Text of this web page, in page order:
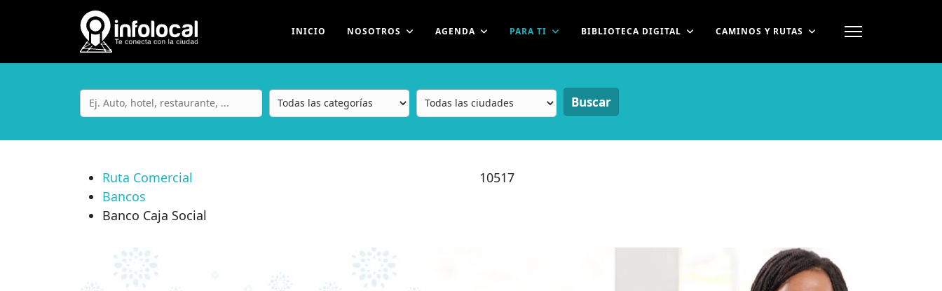
INICIO NOSOTROS AGENDA PARA TI BIBLIOTECA DIGITAL CAMINOS Y RUTAS
Buscar
Ruta Comercial
Bancos
Banco Caja Social
10517